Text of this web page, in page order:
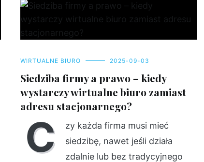
WIRTUALNE BIURO 2025-09-03
Siedziba firmy a prawo – kiedy
wystarczy wirtualne biuro zamiast
adresu stacjonarnego?
C
zy każda firma musi mieć
siedzibę, nawet jeśli działa
zdalnie lub bez tradycyjnego